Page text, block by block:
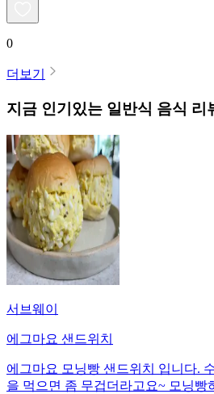
0
더보기
지금 인기있는 일반식 음식 리
서브웨이
에그마요 샌드위치
에그마요 모닝빵 샌드위치 입니다.
을 먹으면 좀 무겁더라고요~ 모닝빵